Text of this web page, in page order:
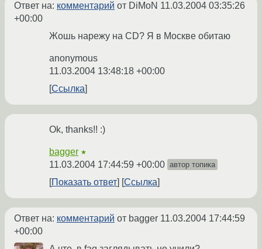
Ответ на: комментарий от DiMoN 11.03.2004 03:35:26
+00:00
Жошь нарежу на CD? Я в Москве обитаю
anonymous
11.03.2004 13:48:18 +00:00
Ссылка
Ok, thanks!! :)
bagger ★
11.03.2004 17:44:59 +00:00 автор топика
Показать ответ Ссылка
Ответ на: комментарий от bagger 11.03.2004 17:44:59
+00:00